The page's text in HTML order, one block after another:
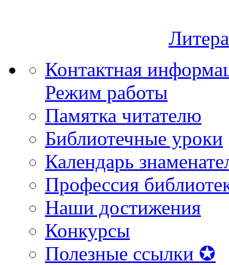
Контактная
Режим работы
Памятка читателю
Библиотечные уроки
Календарь
Профессия
Наши достижения
Конкурсы
Полезные ссылки ✪